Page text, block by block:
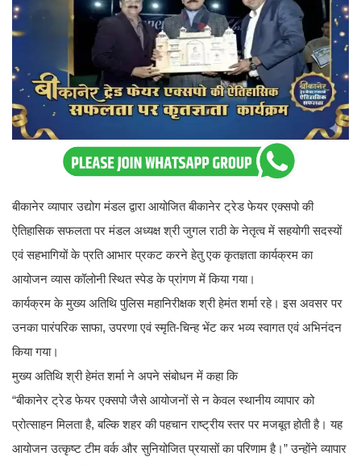
बीकानेर व्यापार उद्योग मंडल द्वारा आयोजित बीकानेर ट्रेड फेयर एक्सपो की
ऐतिहासिक सफलता पर मंडल अध्यक्ष श्री जुगल राठी के नेतृत्व में सहयोगी सदस्यों
एवं सहभागियों के प्रति आभार प्रकट करने हेतु एक कृतज्ञता कार्यक्रम का
आयोजन व्यास कॉलोनी स्थित स्पेड के प्रांगण में किया गया।
कार्यक्रम के मुख्य अतिथि पुलिस महानिरीक्षक श्री हेमंत शर्मा रहे। इस अवसर पर
उनका पारंपरिक साफा, उपरणा एवं स्मृति-चिन्ह भेंट कर भव्य स्वागत एवं अभिनंदन
किया गया।
मुख्य अतिथि श्री हेमंत शर्मा ने अपने संबोधन में कहा कि
“बीकानेर ट्रेड फेयर एक्सपो जैसे आयोजनों से न केवल स्थानीय व्यापार को
प्रोत्साहन मिलता है, बल्कि शहर की पहचान राष्ट्रीय स्तर पर मजबूत होती है। यह
आयोजन उत्कृष्ट टीम वर्क और सुनियोजित प्रयासों का परिणाम है।” उन्होंने व्यापार